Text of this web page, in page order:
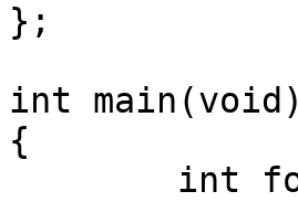
};
int main(void)
{